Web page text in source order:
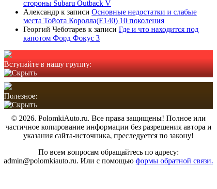
стороны Subaru Outback V
Александр к записи Основные недостатки и слабые
места Тойота Королла(Е140) 10 поколения
Георгий Чеботарев к записи Где и что находится под
капотом Форд Фокус 3
Вступайте в нашу группу:
Полезное:
© 2026. PolomkiAuto.ru. Все права защищены! Полное или
частичное копирование информации без разрешения автора и
указания сайта-источника, преследуется по закону!
По всем вопросам обращайтесь по адресу:
admin@polomkiauto.ru. Или с помощью формы обратной связи.